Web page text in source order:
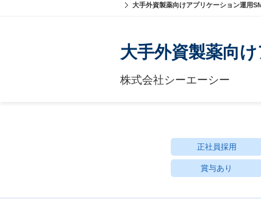
大手外資製薬向けアプリケーション運用
大手外資製薬向
株式会社シーエーシー
正社員採用
賞与あり